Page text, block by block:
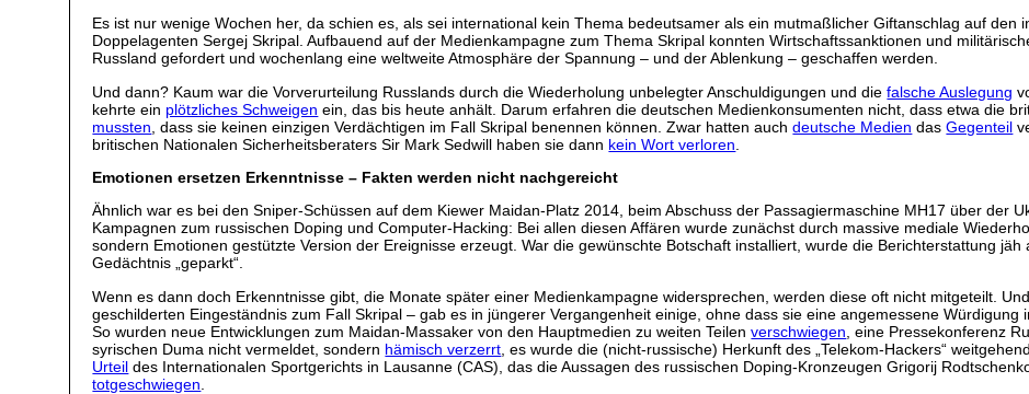
Es ist nur wenige Wochen her, da schien es, als sei international kein Thema bedeutsamer als ein mutmaßlicher Giftanschlag auf den
Doppelagenten Sergej Skripal. Aufbauend auf der Medienkampagne zum Thema Skripal konnten Wirtschaftssanktionen und
Russland gefordert und wochenlang eine weltweite Atmosphäre der Spannung – und der Ablenkung – geschaffen werden.
Und dann? Kaum war die Vorverurteilung Russlands durch die Wiederholung unbelegter Anschuldigungen und diefalsche Auslegung
kehrte ein plötzliches Schweigen ein, das bis heute anhält. Darum erfahren die deutschen Medienkonsumenten nicht, dass etwa die
mussten , dass sie keinen einzigen Verdächtigen im Fall Skripal benennen können. Zwar hatten auchdeutsche Medien dasGegenteil
britischen Nationalen Sicherheitsberaters Sir Mark Sedwill haben sie dann kein Wort verloren
Emotionen ersetzen Erkenntnisse – Fakten werden nicht nachgereicht
Ähnlich war es bei den Sniper-Schüssen auf dem Kiewer Maidan-Platz 2014, beim Abschuss der Passagiermaschine MH17 über der
Kampagnen zum russischen Doping und Computer-Hacking: Bei allen diesen Affären wurde zunächst durch massive mediale
sondern Emotionen gestützte Version der Ereignisse erzeugt. War die gewünschte Botschaft installiert, wurde die Berichterstattung
Gedächtnis „geparkt“.
Wenn es dann doch Erkenntnisse gibt, die Monate später einer Medienkampagne widersprechen, werden diese oft nicht mitgeteilt.
geschilderten Eingeständnis zum Fall Skripal – gab es in jüngerer Vergangenheit einige, ohne dass sie eine angemessene
So wurden neue Entwicklungen zum Maidan-Massaker von den Hauptmedien zu weiten Teilenverschwiegen , eine Pressekonferenz
syrischen Duma nicht vermeldet, sondern hämisch verzerrt , es wurde die (nicht-russische) Herkunft des „Telekom-Hackers“
Urteil des Internationalen Sportgerichts in Lausanne (CAS), das die Aussagen des russischen Doping-Kronzeugen Grigorij
totgeschwiegen